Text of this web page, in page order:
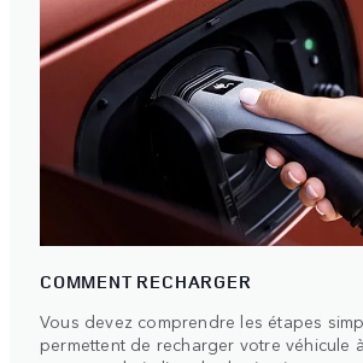
COMMENT RECHARGER
Vous devez comprendre les étapes
permettent de recharger votre véhicule